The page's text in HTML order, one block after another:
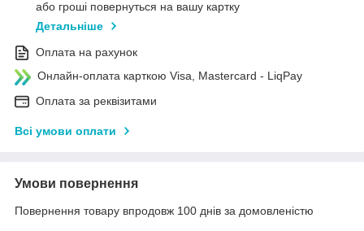
або гроші повернуться на вашу картку
Детальніше
Оплата на рахунок
Онлайн-оплата карткою Visa, Mastercard - LiqPay
Оплата за реквізитами
Всі умови оплати
Умови повернення
Повернення товару впродовж 100 днів за домовленістю